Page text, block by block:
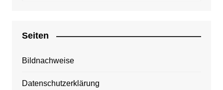
Seiten
Bildnachweise
Datenschutzerklärung